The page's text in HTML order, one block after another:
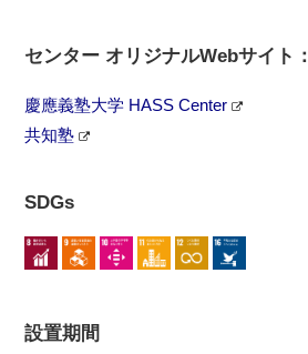
センター オリジナルWebサイト：
慶應義塾大学 HASS Center
共知塾
SDGs
設置期間